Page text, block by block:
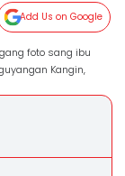
Add Us on Google
foto sang ibu
Kangin,